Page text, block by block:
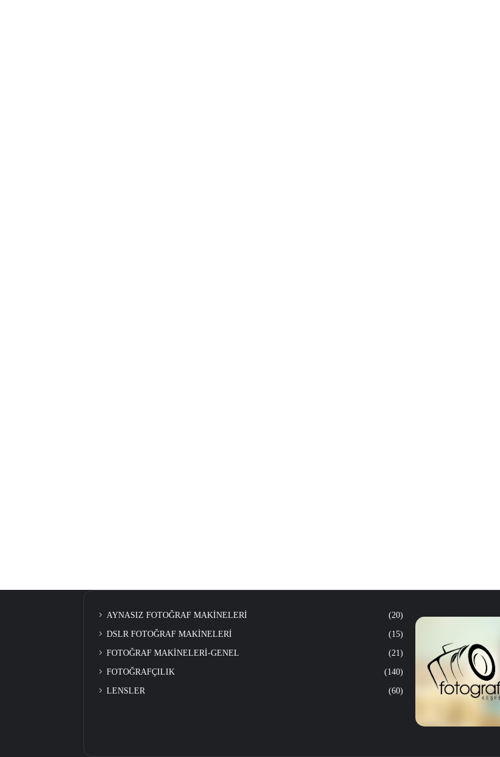
AYNASIZ FOTOĞRAF MAKİNELERİ (20)
DSLR FOTOĞRAF MAKİNELERİ (15)
FOTOĞRAF MAKİNELERİ-GENEL (21)
FOTOĞRAFÇILIK (140)
LENSLER (60)